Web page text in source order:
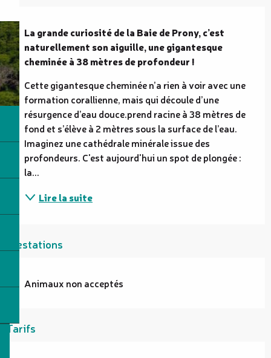
La grande curiosité de la Baie de Prony, c’est
naturellement son aiguille, une gigantesque
cheminée à 38 mètres de profondeur !
Cette gigantesque cheminée n’a rien à voir avec une
formation corallienne, mais qui découle d’une
résurgence d’eau douce.prend racine à 38 mètres de
fond et s’élève à 2 mètres sous la surface de l’eau.
Imaginez une cathédrale minérale issue des
profondeurs. C'est aujourd'hui un spot de plongée :
la...
Lire la suite
Prestations
Animaux non acceptés
Tarifs